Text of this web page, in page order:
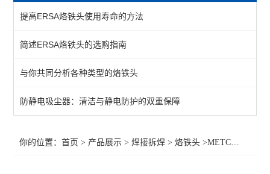
QUICK吸烟仪
恒温热风机
返修产品
电焊台
提高ERSA烙铁头使用寿命的方法
简述ERSA烙铁头的选购指南
与你共同分析各种类型的烙铁头
防静电吸尘器：清洁与静电防护的双重保障
你的位置：首页 > 产品展示 >焊接拆焊 >烙铁头 >METCAL电焊台烙铁头sCv-Ch30aR,OKI电焊台烙铁头sCv-Ch30a